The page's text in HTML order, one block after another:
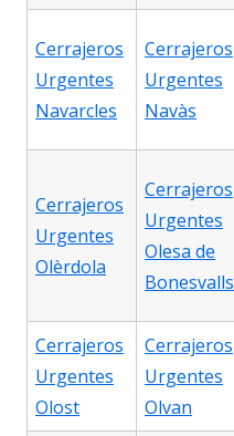
Cerrajeros
Urgentes
Navarcles
Cerrajeros
Urgentes
Navàs
Cerrajeros
Urgentes
Olèrdola
Cerrajeros
Urgentes
Olesa de
Bonesvalls
Cerrajeros
Urgentes
Olost
Cerrajeros
Urgentes
Olvan